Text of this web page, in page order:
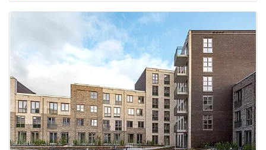
waarschijnlijk
al verhuurd
Om kans te
reageren.
Stekkies helpt
je hierbij!